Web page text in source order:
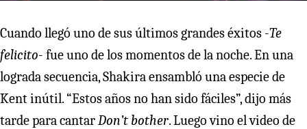
Cuando llegó uno de sus últimos grandes éxitos -Te
felicito- fue uno de los momentos de la noche. En una
lograda secuencia, Shakira ensambló una especie de
Kent inútil. “Estos años no han sido fáciles”, dijo más
tarde para cantarDon’t bother. Luego vino el video de